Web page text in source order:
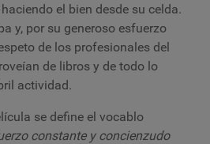
el bien desde su celda.
y, por su generoso esfuerzo
de los profesionales del
de libros y de todo lo
actividad.
se define el vocablo
constante y concienzudo